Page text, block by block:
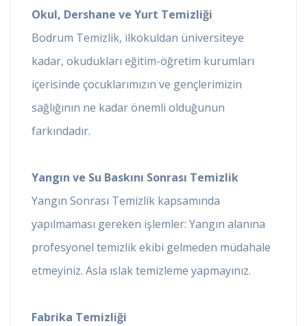
Okul, Dershane ve Yurt Temizliği
Bodrum Temizlik, ilkokuldan üniversiteye
kadar, okudukları eğitim-öğretim kurumları
içerisinde çocuklarımızın ve gençlerimizin
sağlığının ne kadar önemli olduğunun
farkındadır.
Yangın ve Su Baskını Sonrası Temizlik
Yangın Sonrası Temizlik kapsamında
yapılmaması gereken işlemler: Yangın alanına
profesyonel temizlik ekibi gelmeden müdahale
etmeyiniz. Asla ıslak temizleme yapmayınız.
Fabrika Temizliği